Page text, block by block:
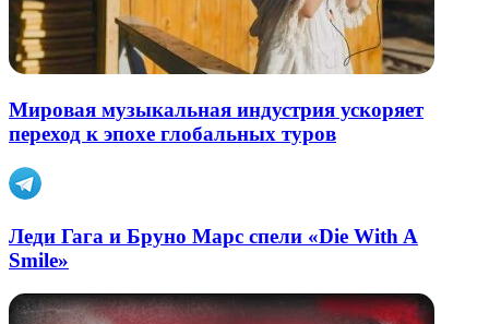
Мировая музыкальная индустрия ускоряет
переход к эпохе глобальных туров
Леди Гага и Бруно Марс спели «Die With A
Smile»